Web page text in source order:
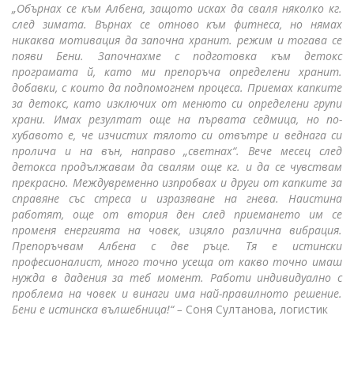
„Обърнах се към Албена, защото исках да сваля няколко кг.
след зимата. Върнах се отново към фитнеса, но нямах
никаква мотивация да започна хранит. режим и тогава се
появи Бени. Започнахме с подготовка към детокс
програмата й, като ми препоръча определени хранит.
добавки, с които да подпомогнем процеса. Приемах капките
за детокс, като изключих от менюто си определени групи
храни. Имах резултат още на първата седмица, но по-
хубавото е, че изчистих тялото си отвътре и веднага си
пролича и на вън, направо „светнах“. Вече месец след
детокса продължавам да свалям още кг. и да се чувствам
прекрасно. Междувременно изпробвах и други от капките за
справяне със стреса и изразяване на гнева. Наистина
работят, още от втория ден след приемането им се
променя енергията на човек, изцяло различна вибрация.
Препоръчвам Албена с две ръце. Тя е истински
професионалист, много точно усеща от какво точно имаш
нужда в дадения за теб момент. Работи индивидуално с
проблема на човек и винаги има най-правилното решение.
Бени е истинска вълшебница!“ – Соня Султанова, логистик